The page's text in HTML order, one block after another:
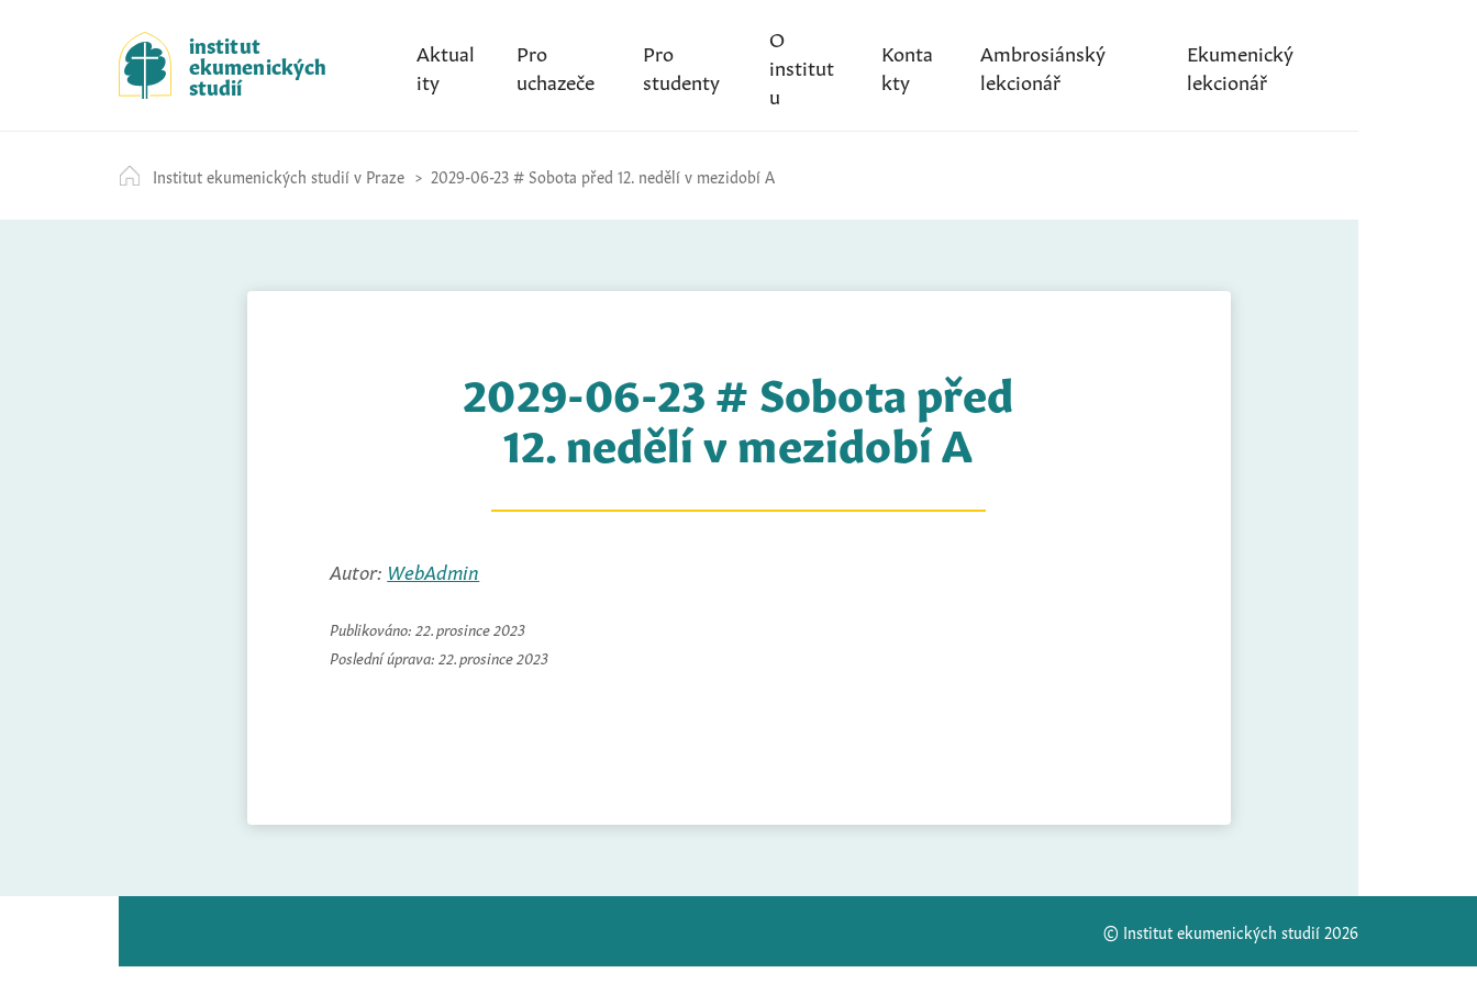
k
i
p
t
c
o
institut
ekumenických
studií
Aktual
ity
Pro
uchazeče
Pro
studenty
O
institut
u
Konta
kty
Ambrosiánský
lekcionář
Ekumenický
lekcionář
Institut ekumenických studií v Praze 2029-06-23 # Sobota před 12. nedělí v mezidobí A
2029-06-23 # Sobota před
12. nedělí v mezidobí A
Autor: WebAdmin
Publikováno: 22. prosince 2023
Poslední úprava: 22. prosince 2023
© Institut ekumenických studií 2026